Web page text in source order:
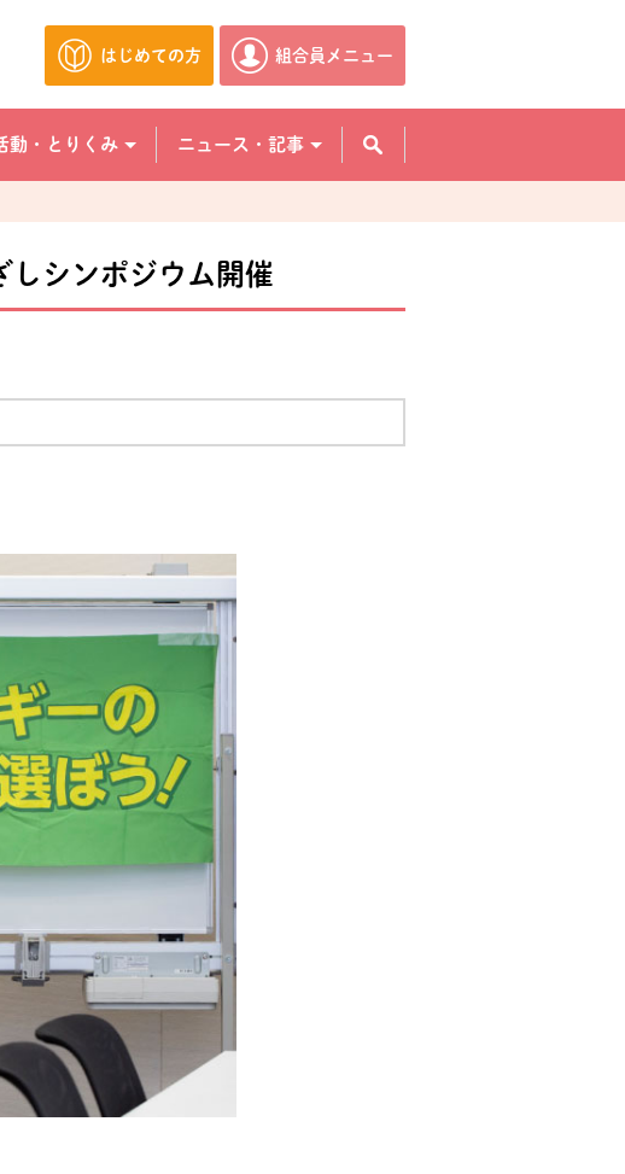
はじめての方
別のウィンドウで開きます。
組合員メニュー
別のウィンドウで開きます。
動・とりくみ ニュース・記事
シンポジウム開催